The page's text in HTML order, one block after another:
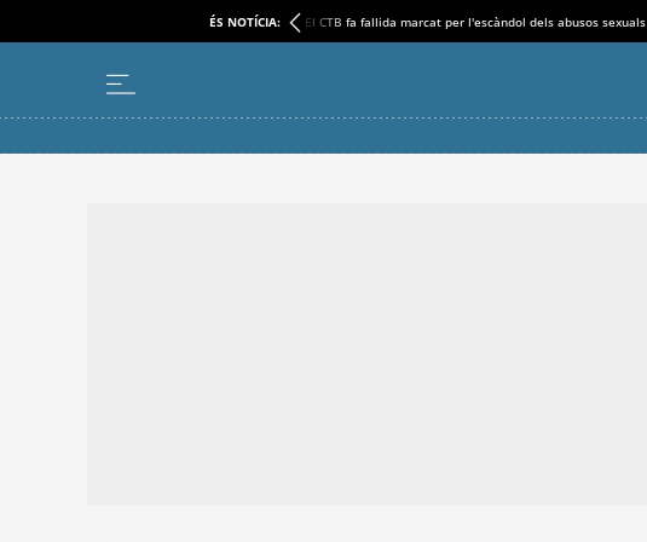
ÉS NOTÍCIA: El CTB fa fallida marcat per l'escàndol dels abusos sexuals